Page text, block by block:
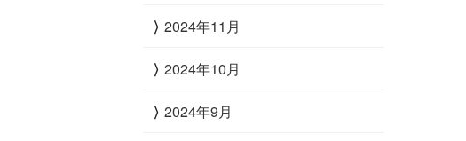
2024年11月
2024年10月
2024年9月